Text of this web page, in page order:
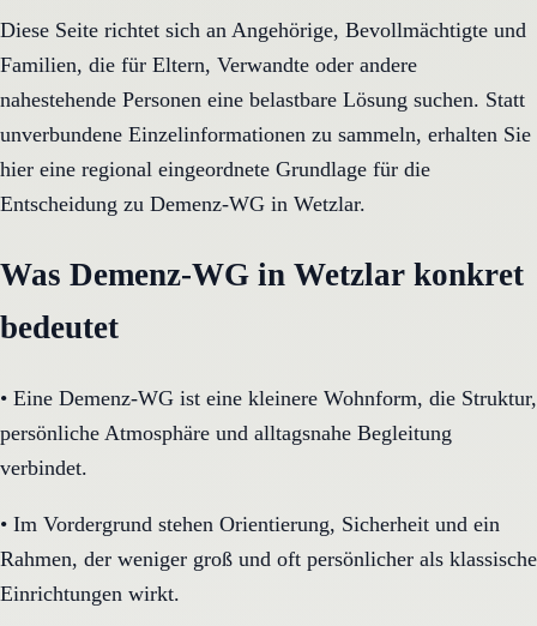
Diese Seite richtet sich an Angehörige, Bevollmächtigte und
Familien, die für Eltern, Verwandte oder andere
nahestehende Personen eine belastbare Lösung suchen. Statt
unverbundene Einzelinformationen zu sammeln, erhalten Sie
hier eine regional eingeordnete Grundlage für die
Entscheidung zu Demenz-WG in Wetzlar.
Was Demenz-WG in Wetzlar konkret
bedeutet
• Eine Demenz-WG ist eine kleinere Wohnform, die Struktur,
persönliche Atmosphäre und alltagsnahe Begleitung
verbindet.
• Im Vordergrund stehen Orientierung, Sicherheit und ein
Rahmen, der weniger groß und oft persönlicher als klassische
Einrichtungen wirkt.